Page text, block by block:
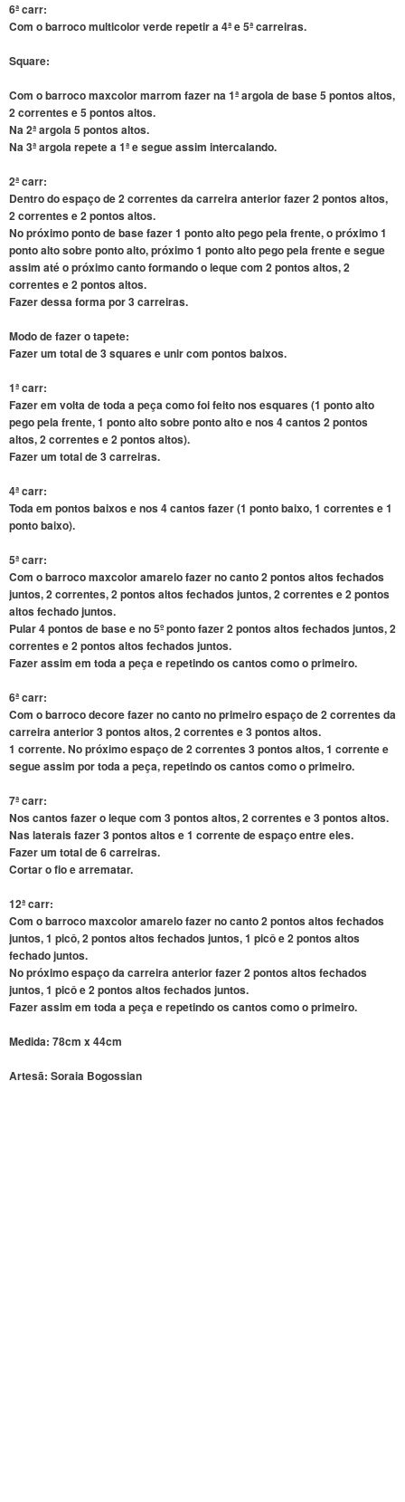
6ª carr:
Com o barroco multicolor verde repetir a 4ª e 5ª carreiras.
Square:
Com o barroco maxcolor marrom fazer na 1ª argola de base 5 pontos altos,
2 correntes e 5 pontos altos.
Na 2ª argola 5 pontos altos.
Na 3ª argola repete a 1ª e segue assim intercalando.
2ª carr:
Dentro do espaço de 2 correntes da carreira anterior fazer 2 pontos altos,
2 correntes e 2 pontos altos.
No próximo ponto de base fazer 1 ponto alto pego pela frente, o próximo 1
ponto alto sobre ponto alto, próximo 1 ponto alto pego pela frente e segue
assim até o próximo canto formando o leque com 2 pontos altos, 2
correntes e 2 pontos altos.
Fazer dessa forma por 3 carreiras.
Modo de fazer o tapete:
Fazer um total de 3 squares e unir com pontos baixos.
1ª carr:
Fazer em volta de toda a peça como foi feito nos esquares (1 ponto alto
pego pela frente, 1 ponto alto sobre ponto alto e nos 4 cantos 2 pontos
altos, 2 correntes e 2 pontos altos).
Fazer um total de 3 carreiras.
4ª carr:
Toda em pontos baixos e nos 4 cantos fazer (1 ponto baixo, 1 correntes e 1
ponto baixo).
5ª carr:
Com o barroco maxcolor amarelo fazer no canto 2 pontos altos fechados
juntos, 2 correntes, 2 pontos altos fechados juntos, 2 correntes e 2 pontos
altos fechado juntos.
Pular 4 pontos de base e no 5º ponto fazer 2 pontos altos fechados juntos, 2
correntes e 2 pontos altos fechados juntos.
Fazer assim em toda a peça e repetindo os cantos como o primeiro.
6ª carr:
Com o barroco decore fazer no canto no primeiro espaço de 2 correntes da
carreira anterior 3 pontos altos, 2 correntes e 3 pontos altos.
1 corrente. No próximo espaço de 2 correntes 3 pontos altos, 1 corrente e
segue assim por toda a peça, repetindo os cantos como o primeiro.
7ª carr:
Nos cantos fazer o leque com 3 pontos altos, 2 correntes e 3 pontos altos.
Nas laterais fazer 3 pontos altos e 1 corrente de espaço entre eles.
Fazer um total de 6 carreiras.
Cortar o fio e arrematar.
12ª carr:
Com o barroco maxcolor amarelo fazer no canto 2 pontos altos fechados
juntos, 1 picô, 2 pontos altos fechados juntos, 1 picô e 2 pontos altos
fechado juntos.
No próximo espaço da carreira anterior fazer 2 pontos altos fechados
juntos, 1 picô e 2 pontos altos fechados juntos.
Fazer assim em toda a peça e repetindo os cantos como o primeiro.
Medida: 78cm x 44cm
Artesã: Soraia Bogossian